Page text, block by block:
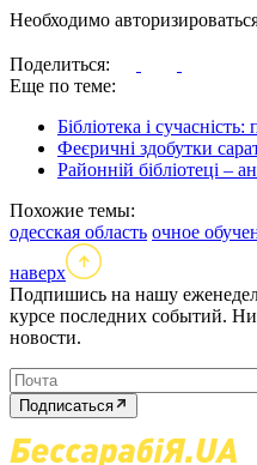
Необходимо
Поделиться:
Еще по теме:
Бібліотека і
Феєричні здобутки
Районній бібліотеці –
Похожие темы:
одесская область очное
наверх
Подпишись на нашу
курсе последних событий.
новости.
Подписаться